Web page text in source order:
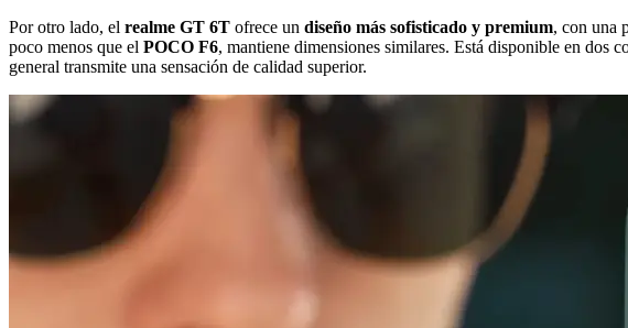
Por otro lado, el realme GT 6T ofrece un diseño más sofisticado y premium, con una
poco menos que el POCO F6, mantiene dimensiones similares. Está disponible en dos
general transmite una sensación de calidad superior.